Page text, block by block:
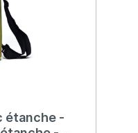
étanche -